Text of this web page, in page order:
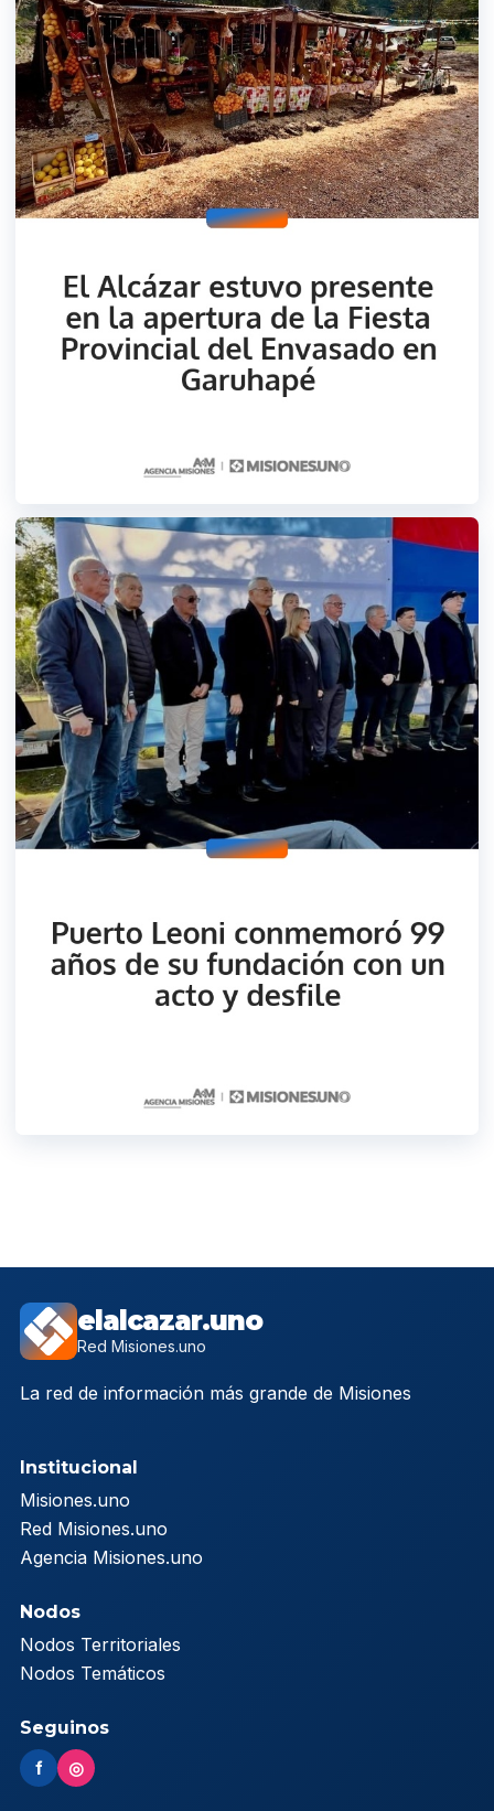
elalcazar.uno
Red Misiones.uno
La red de información más grande de Misiones
Institucional
Misiones.uno
Red Misiones.uno
Agencia Misiones.uno
Nodos
Nodos Territoriales
Nodos Temáticos
Seguinos
f ◎